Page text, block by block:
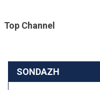
Top Channel
SONDAZH